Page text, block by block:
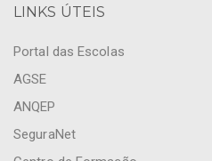
LINKS ÚTEIS
Portal das Escolas
AGSE
ANQEP
SeguraNet